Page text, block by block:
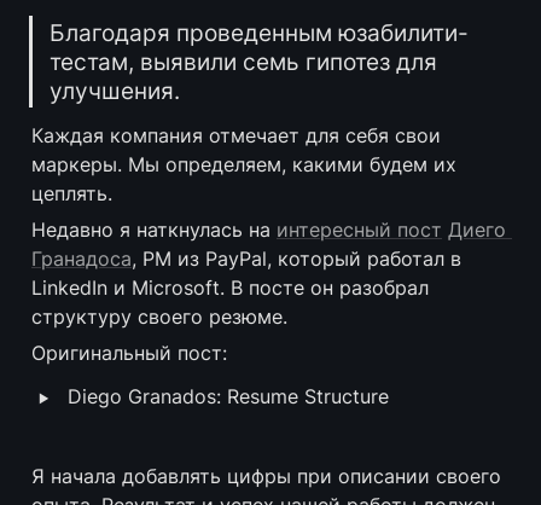
Благодаря проведенным юзабилити-
тестам, выявили семь гипотез для
улучшения.
Каждая компания отмечает для себя свои
маркеры. Мы определяем, какими будем их
цеплять.
Недавно я наткнулась на интересный пост Диего
Гранадоса, PM из PayPal, который работал в
LinkedIn и Microsoft. В посте он разобрал
структуру своего резюме.
Оригинальный пост:
‣ Diego Granados: Resume Structure
Я начала добавлять цифры при описании своего